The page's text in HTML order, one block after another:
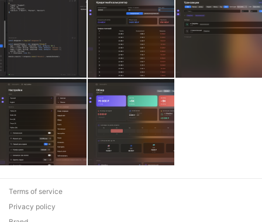
Terms of service
Privacy policy